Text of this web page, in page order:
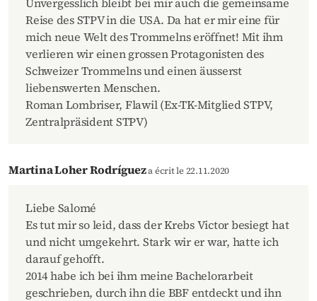
Unvergesslich bleibt bei mir auch die gemeinsame
Reise des STPV in die USA. Da hat er mir eine für
mich neue Welt des Trommelns eröffnet! Mit ihm
verlieren wir einen grossen Protagonisten des
Schweizer Trommelns und einen äusserst
liebenswerten Menschen.
Roman Lombriser, Flawil (Ex-TK-Mitglied STPV,
Zentralpräsident STPV)
Martina Loher Rodrígueza écrit le 22.11.2020
Liebe Salomé
Es tut mir so leid, dass der Krebs Victor besiegt hat
und nicht umgekehrt. Stark wir er war, hatte ich
darauf gehofft.
2014 habe ich bei ihm meine Bachelorarbeit
geschrieben, durch ihn die BBF entdeckt und ihn